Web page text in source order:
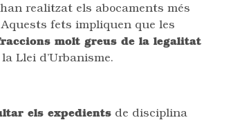
realitzat els abocaments més
fets impliquen que les
molt greus de la legalitat
Llei d’Urbanisme.
els expedients de disciplina